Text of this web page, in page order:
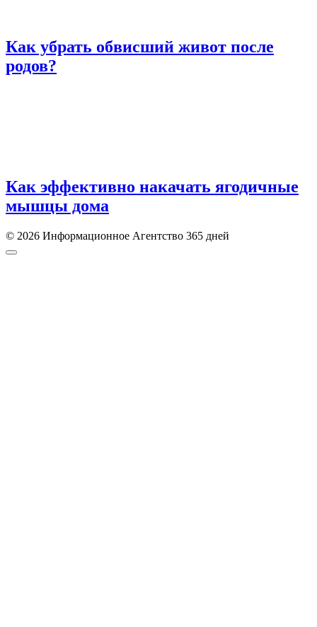
Как убрать обвисший живот после
родов?
Как эффективно накачать ягодичные
мышцы дома
© 2026 Информационное Агентство 365 дней